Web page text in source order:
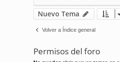
Nuevo Tema
Volver a Índice general
Permisos del foro